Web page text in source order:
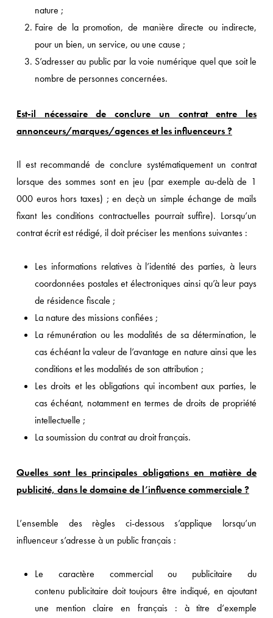
nature ;
Faire de la promotion, de manière directe ou indirecte,
pour un bien, un service, ou une cause ;
S’adresser au public par la voie numérique quel que soit le
nombre de personnes concernées.
Est-il nécessaire de conclure un contrat entre les
annonceurs/marques/agences et les influenceurs ?
Il est recommandé de conclure systématiquement un contrat
lorsque des sommes sont en jeu (par exemple au-delà de 1
000 euros hors taxes) ; en deçà un simple échange de mails
fixant les conditions contractuelles pourrait suffire). Lorsqu’un
contrat écrit est rédigé, il doit préciser les mentions suivantes :
Les informations relatives à l’identité des parties, à leurs
coordonnées postales et électroniques ainsi qu’à leur pays
de résidence fiscale ;
La nature des missions confiées ;
La rémunération ou les modalités de sa détermination, le
cas échéant la valeur de l’avantage en nature ainsi que les
conditions et les modalités de son attribution ;
Les droits et les obligations qui incombent aux parties, le
cas échéant, notamment en termes de droits de propriété
intellectuelle ;
La soumission du contrat au droit français.
Quelles sont les principales obligations en matière de
publicité, dans le domaine de l’influence commerciale ?
L’ensemble des règles ci-dessous s’applique lorsqu’un
influenceur s’adresse à un public français :
Le caractère commercial ou publicitaire du
contenu publicitaire doit toujours être indiqué, en ajoutant
une mention claire en français : à titre d’exemple